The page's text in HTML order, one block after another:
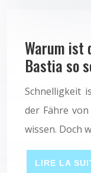
Warum ist
Bastia so
Schnelligkeit
der Fähre
wissen. Doch
LIRE LA